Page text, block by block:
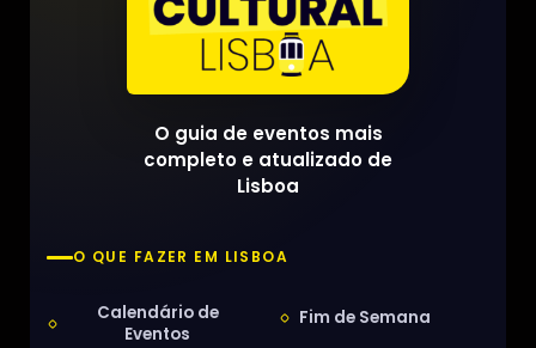
O guia de eventos mais
completo e atualizado de
Lisboa
O QUE FAZER EM LISBOA
Calendário de
Eventos
Fim de Semana